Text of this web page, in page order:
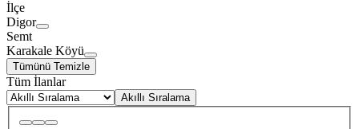
İlçe
Digor
Semt
Karakale Köyü
Tümünü Temizle
Tüm İlanlar
Akıllı Sıralama